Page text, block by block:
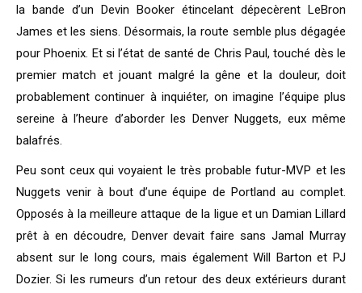
la bande d’un Devin Booker étincelant dépecèrent LeBron
James et les siens. Désormais, la route semble plus dégagée
pour Phoenix. Et si l’état de santé de Chris Paul, touché dès le
premier match et jouant malgré la gêne et la douleur, doit
probablement continuer à inquiéter, on imagine l’équipe plus
sereine à l’heure d’aborder les Denver Nuggets, eux même
balafrés.
Peu sont ceux qui voyaient le très probable futur-MVP et les
Nuggets venir à bout d’une équipe de Portland au complet.
Opposés à la meilleure attaque de la ligue et un Damian Lillard
prêt à en découdre, Denver devait faire sans Jamal Murray
absent sur le long cours, mais également Will Barton et PJ
Dozier. Si les rumeurs d’un retour des deux extérieurs durant